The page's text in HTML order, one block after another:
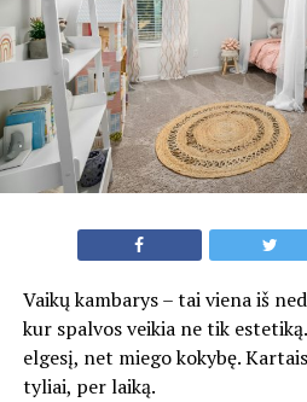
Vaikų kambarys – tai viena iš
kur spalvos veikia ne tik
elgesį, net miego kokybę.
tyliai, per laiką.